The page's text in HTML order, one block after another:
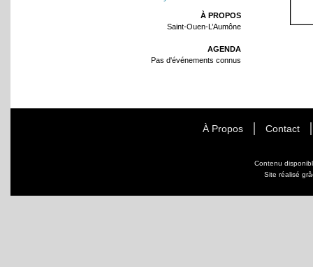
À PROPOS
Saint-Ouen-L’Aumône
AGENDA
Pas d'événements connus
À Propos Contact
Contenu
Site réalisé